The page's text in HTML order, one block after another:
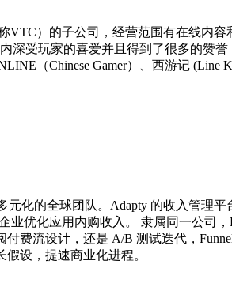
VTC）的子公司，经营范围有在线内
受玩家的喜爱并且得到了很多的赞誉
（Chinese Gamer）、西游记
化的全球团队。Adapty 的收入管理
优化应用内购收入。 隶属同一公司
费流设计，还是 A/B 测试迭代，
设，提速商业化进程。